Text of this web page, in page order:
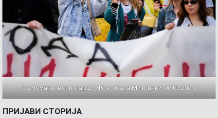
Осмомартовски Марш / Фото: Сара Митрички, 08.03.2026
ПРИЈАВИ СТОРИЈА